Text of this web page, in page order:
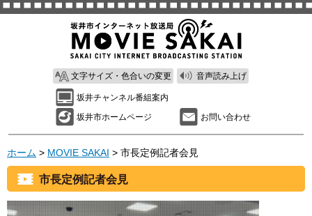
文字サイズ・色合いの変更 音声読み上げ
坂井チャンネル番組案内
坂井市ホームページ
お問い合わせ
ホーム > MOVIE SAKAI > 市長定例記者会見
市長定例記者会見